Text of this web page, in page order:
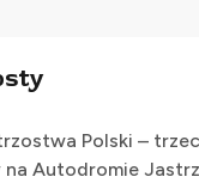
Polski –
na Autodromie